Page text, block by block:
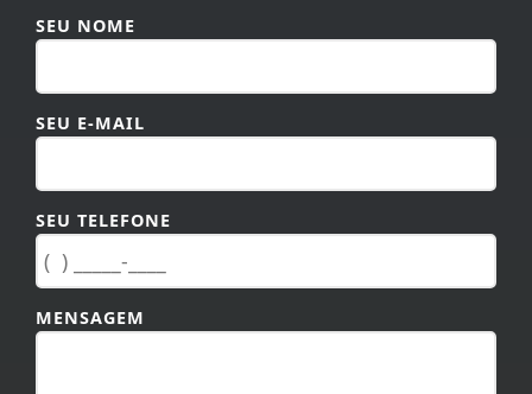
SEU NOME
SEU E-MAIL
SEU TELEFONE
MENSAGEM